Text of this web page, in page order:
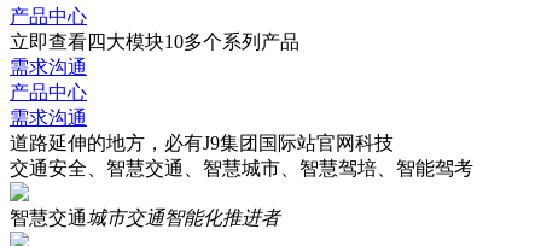
产品中心
立即查看四大模块10多个系列产品
需求沟通
产品中心
需求沟通
道路延伸的地方，必有J9集团国际站官网科技
交通安全、智慧交通、智慧城市、智慧驾培、智能驾考
智慧交通城市交通智能化推进者